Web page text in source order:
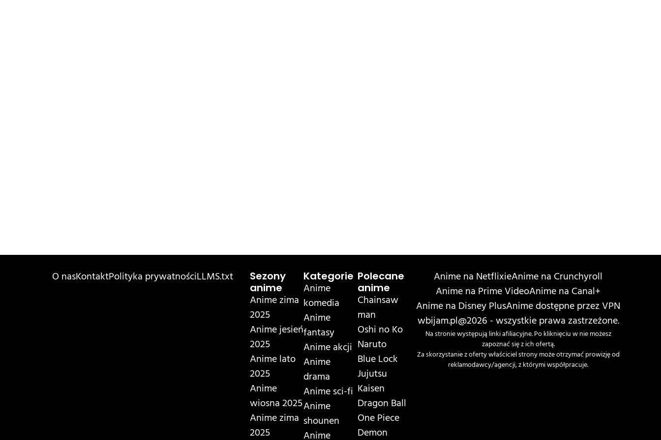
O nasKontaktPolityka prywatnościLLMS.txt
Sezony
anime
Anime zima
2025
Anime jesień
2025
Anime lato
2025
Anime
wiosna 2025
Anime zima
2025
Kategorie
Anime
komedia
Anime
fantasy
Anime akcji
Anime
drama
Anime sci-fi
Anime
shounen
Polecane
anime
Chainsaw
man
Oshi no Ko
Naruto
Blue Lock
Jujutsu
Kaisen
Dragon Ball
One Piece
Demon
Anime na NetflixieAnime na Crunchyroll
Anime na Prime VideoAnime na Canal+
Anime na Disney PlusAnime dostępne przez VPN
wbijam.pl@2026 - wszystkie prawa zastrzeżone.
Na stronie występują linki afiliacyjne. Po kliknięciu w nie możesz
zapoznać się z ich ofertą.
Za skorzystanie z oferty właściciel strony może otrzymać prowizję od
reklamodawcy/agencji, z którymi współpracuje.